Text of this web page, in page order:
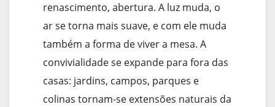
renascimento, abertura. A luz muda, o
ar se torna mais suave, e com ele muda
também a forma de viver a mesa. A
convivialidade se expande para fora das
casas: jardins, campos, parques e
colinas tornam-se extensões naturais da